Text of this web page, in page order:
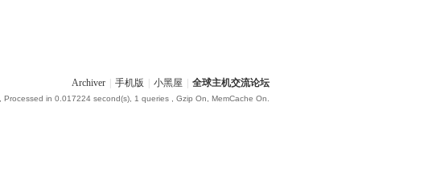
Archiver 手机版 小黑屋 全球主机交流论坛
, Processed in 0.017224 second(s), 1 queries , Gzip On, MemCache On.